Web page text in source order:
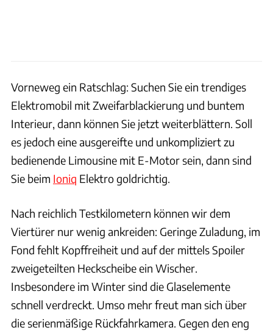
Vorneweg ein Ratschlag: Suchen Sie ein trendiges
Elektromobil mit Zweifarblackierung und buntem
Interieur, dann können Sie jetzt weiterblättern. Soll
es jedoch eine ausgereifte und unkompliziert zu
bedienende Limousine mit E-Motor sein, dann sind
Sie beim Ioniq Elektro goldrichtig.
Nach reichlich Testkilometern können wir dem
Viertürer nur wenig ankreiden: Geringe Zuladung, im
Fond fehlt Kopffreiheit und auf der mittels Spoiler
zweigeteilten Heckscheibe ein Wischer.
Insbesondere im Winter sind die Glaselemente
schnell verdreckt. Umso mehr freut man sich über
die serienmäßige Rückfahrkamera. Gegen den eng